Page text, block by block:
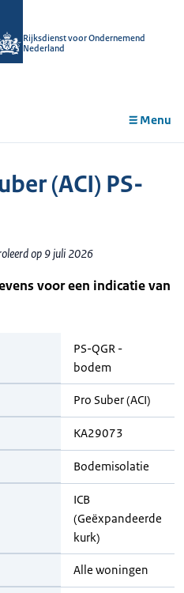
Rijksdienst voor Ondernemend
Nederland
Menu
(ACI) PS-
op 9 juli 2026
voor een indicatie van
PS-QGR -
bodem
Pro Suber (ACI)
KA29073
Bodemisolatie
ICB
(Geëxpandeerde
kurk)
Alle woningen